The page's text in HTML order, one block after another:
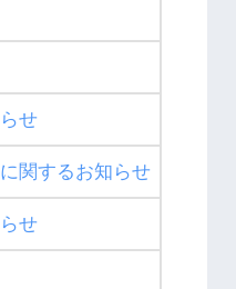
せ
関するお知らせ
せ